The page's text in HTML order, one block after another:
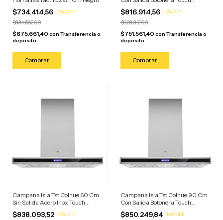
$734.414,56 -12%OFF
$834.562,00
$675.661,40 con Transferencia o
depósito
Plateado
$816.914,56 -12%OFF
$928.312,00
$751.561,40 con Transferencia o
depósito
Campana Isla Tst Colhue 60 Cm
Sin Salida Acero Inox Touch
Plateado
$838.093,52 -12%OFF
Campana Isla Tst Colhue 90 Cm
Con Salida Botonera Touch
Plateado
$850.249,84 -12%OFF